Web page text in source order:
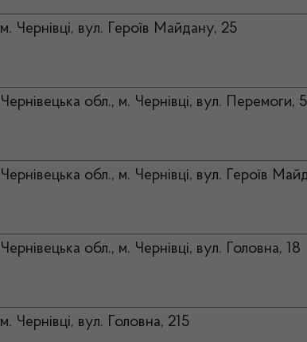
м. Чернівці, вул. Героїв Майдану, 25
Чернівецька обл., м. Чернівці, вул. Перемоги, 5
Чернівецька обл., м. Чернівці, вул. Героїв
Чернівецька обл., м. Чернівці, вул. Головна, 18
м. Чернівці, вул. Головна, 215